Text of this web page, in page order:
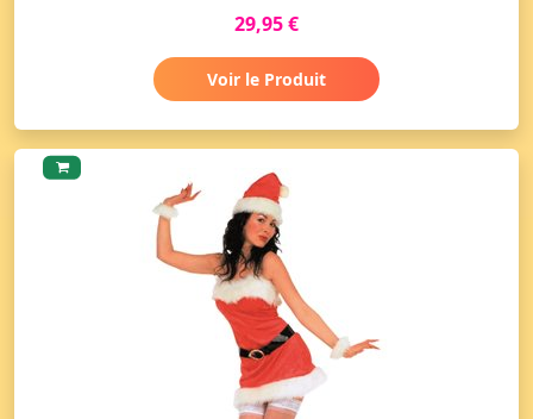
29,95 €
Voir le Produit